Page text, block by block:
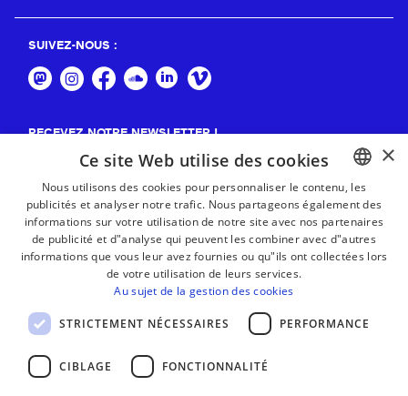
SUIVEZ-NOUS :
RECEVEZ NOTRE NEWSLETTER !
BASQUE
FRENCH
×
Ce site Web utilise des cookies
Nous utilisons des cookies pour personnaliser le contenu, les
publicités et analyser notre trafic. Nous partageons également des
informations sur votre utilisation de notre site avec nos partenaires
de publicité et d"analyse qui peuvent les combiner avec d"autres
informations que vous leur avez fournies ou qu"ils ont collectées lors
de votre utilisation de leurs services.
Au sujet de la gestion des cookies
STRICTEMENT NÉCESSAIRES PERFORMANCE
CIBLAGE FONCTIONNALITÉ